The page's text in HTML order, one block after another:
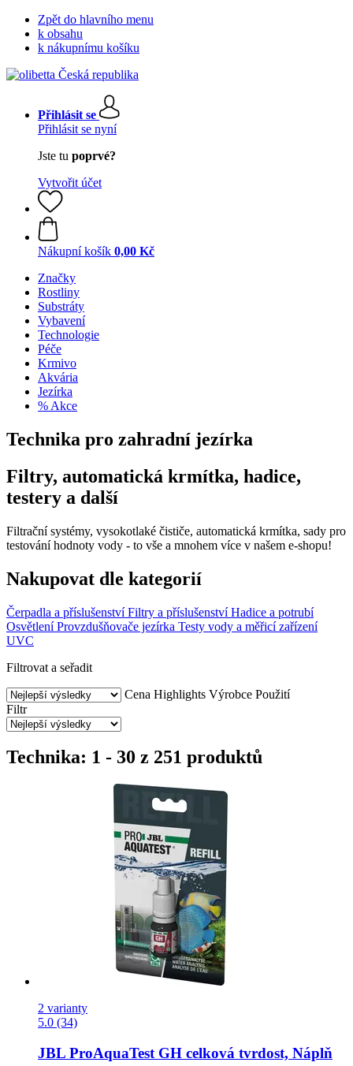
Zpět do hlavního menu
k obsahu
k nákupnímu košíku
Přihlásit se
Přihlásit se nyní
Jste tu poprvé?
Vytvořit účet
Nákupní košík 0,00 Kč
Značky
Rostliny
Substráty
Vybavení
Technologie
Péče
Krmivo
Akvária
Jezírka
% Akce
Technika pro zahradní jezírka
Filtry, automatická krmítka, hadice,
testery a další
Filtrační systémy, vysokotlaké čističe, automatická krmítka, sady pro
testování hodnoty vody - to vše a mnohem více v našem e-shopu!
Nakupovat dle kategorií
Čerpadla a příslušenství Filtry a příslušenství Hadice a potrubí
Osvětlení Provzdušňovače jezírka Testy vody a měřicí zařízení
UVC
Filtrovat a seřadit
Cena Highlights Výrobce Použití
Filtr
Technika: 1 - 30 z 251 produktů
2 varianty
5.0 (34)
JBL ProAquaTest GH celková tvrdost, Náplň